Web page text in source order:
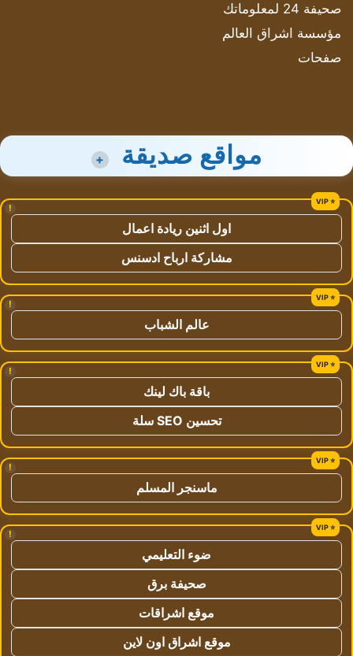
صحيفة 24 لمعلوماتك
مؤسسة اشراق العالم
صفحات
مواقع صديقة +
!
اول اثنين ريادة اعمال
مشاركة ارباح ادسنس
!
عالم الشباب
!
باقة باك لينك
تحسين SEO سلة
!
ماسنجر المسلم
!
ضوء التعليمي
صحيفة برق
موقع اشراقات
موقع اشراق اون لاين